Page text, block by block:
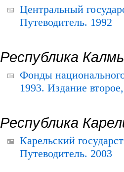
Центральный
Путеводитель. 1992
Республика
Фонды
1993. Издание
Республика
Карельский
Путеводитель. 2003